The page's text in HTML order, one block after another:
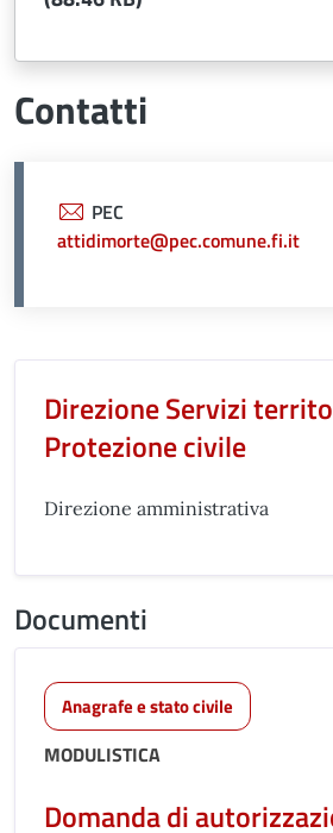
Contatti
PEC
attidimorte@pec.comune.fi.it
Direzione Servizi
Protezione civile
Direzione amministrativa
Documenti
Anagrafe e stato civile
MODULISTICA
Domanda di